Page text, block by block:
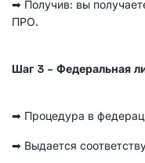
➡ Получив: вы
ПРО.
Шаг 3 – Федеральная
➡ Процедура в
➡ Выдается